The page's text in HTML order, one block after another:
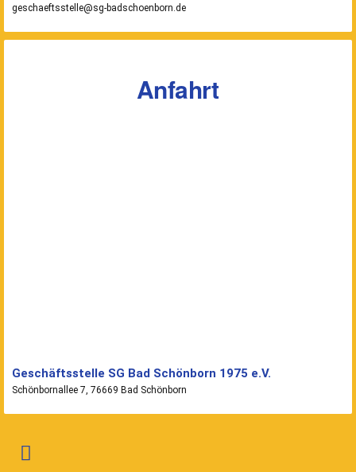
geschaeftsstelle@sg-badschoenborn.de
Anfahrt
Geschäftsstelle SG Bad Schönborn 1975 e.V.
Schönbornallee 7, 76669 Bad Schönborn